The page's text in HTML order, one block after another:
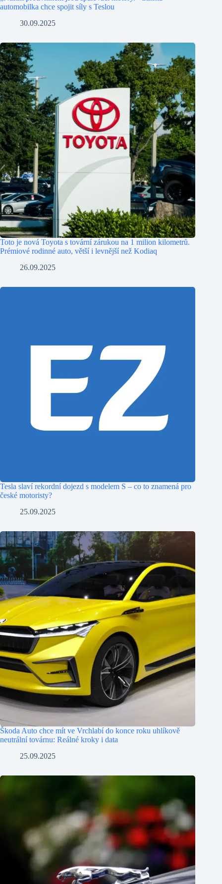
automobilka chce spojit síly s Teslou
30.09.2025
Toto je nová Toyota s tovární zárukou na 1 milion kilometrů.
Prémiové rodinné auto, větší i levnější než Kodiaq
26.09.2025
Tesla slaví rekordní dojezd s modelem S – co to znamená pro
české motoristy?
25.09.2025
Škoda Auto chce mít ve Vrchlabí do konce roku uhlíkově
neutrální továrnu: Reálné kroky i data
25.09.2025